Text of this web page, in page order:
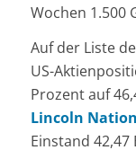
Wochen 1.500
Auf der Liste
US-
Prozent auf
Lincoln
Einstand 42,47